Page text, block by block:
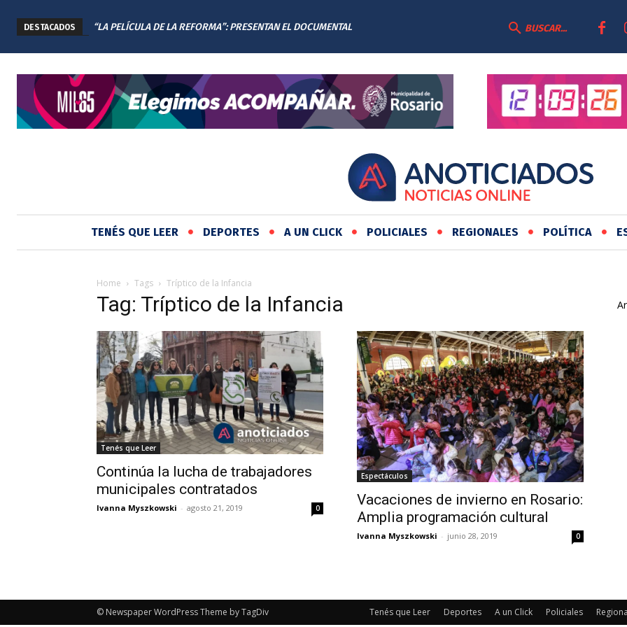
DESTACADOS
“LA PELÍCULA DE LA REFORMA”: PRESENTAN EL DOCUMENTAL
BUSCAR...
TENÉS QUE LEER DEPORTES A UN CLICK POLICIALES REGIONALES POLÍTICA
Home Tags Tríptico de la Infancia
Tag: Tríptico de la Infancia
Tenés que Leer
Continúa la lucha de trabajadores
municipales contratados
Ivanna Myszkowski - agosto 21, 2019 0
Espectáculos
Vacaciones de invierno en Rosario:
Amplia programación cultural
Ivanna Myszkowski - junio 28, 2019 0
Tenés que Leer Deportes A un Click Policiales
© Newspaper WordPress Theme by TagDiv